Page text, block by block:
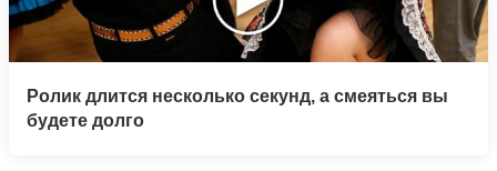
Ролик длится несколько секунд, а смеяться вы
будете долго